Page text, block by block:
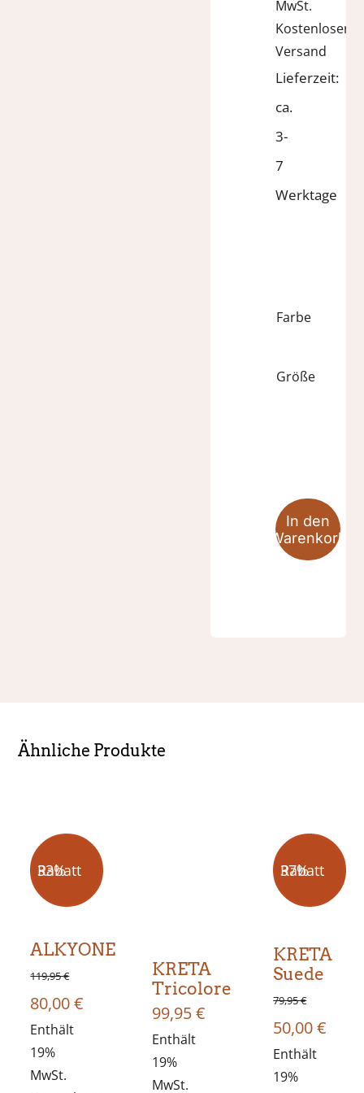
MwSt.
Kostenloser
Versand
Lieferzeit:
ca.
3-
7
Werktage
Farbe
Größe
In den
Warenkorb
Ähnliche Produkte
33% Rabatt
ALKYONE
119,95€
Ursprünglicher
Preis
war:
80,00€Aktueller
Enthält
19%
MwSt.
KRETA
Tricolore
99,95€
Enthält
19%
MwSt.
37% Rabatt
KRETA
Suede
79,95€
Preis
war:
50,00€
Enthält
19%